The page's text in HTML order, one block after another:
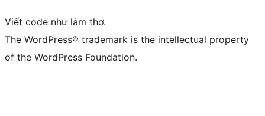
Viết code như làm thơ.
The WordPress® trademark is the intellectual property
of the WordPress Foundation.